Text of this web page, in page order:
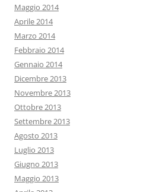
Maggio 2014
Aprile 2014
Marzo 2014
Febbraio 2014
Gennaio 2014
Dicembre 2013
Novembre 2013
Ottobre 2013
Settembre 2013
Agosto 2013
Luglio 2013
Giugno 2013
Maggio 2013